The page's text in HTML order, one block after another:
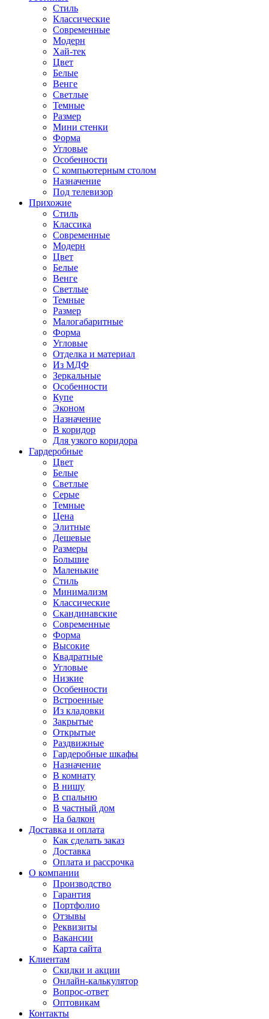
Стиль
Классические
Современные
Модерн
Хай-тек
Цвет
Белые
Венге
Светлые
Темные
Размер
Мини стенки
Форма
Угловые
Особенности
С компьютерным столом
Назначение
Под телевизор
Прихожие
Стиль
Классика
Современные
Модерн
Цвет
Белые
Венге
Светлые
Темные
Размер
Малогабаритные
Форма
Угловые
Отделка и материал
Из МДФ
Зеркальные
Особенности
Купе
Эконом
Назначение
В коридор
Для узкого коридора
Гардеробные
Цвет
Белые
Светлые
Серые
Темные
Цена
Элитные
Дешевые
Размеры
Большие
Маленькие
Стиль
Минимализм
Классические
Скандинавские
Современные
Форма
Высокие
Квадратные
Угловые
Низкие
Особенности
Встроенные
Из кладовки
Закрытые
Открытые
Раздвижные
Гардеробные шкафы
Назначение
В комнату
В нишу
В спальню
В частный дом
На балкон
Доставка и оплата
Как сделать заказ
Доставка
Оплата и рассрочка
О компании
Производство
Гарантия
Портфолио
Отзывы
Реквизиты
Вакансии
Карта сайта
Клиентам
Скидки и акции
Онлайн-калькулятор
Вопрос-ответ
Оптовикам
Контакты